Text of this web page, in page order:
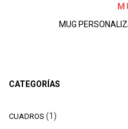
MUG
CATEGORÍAS
CUADROS 1 producto